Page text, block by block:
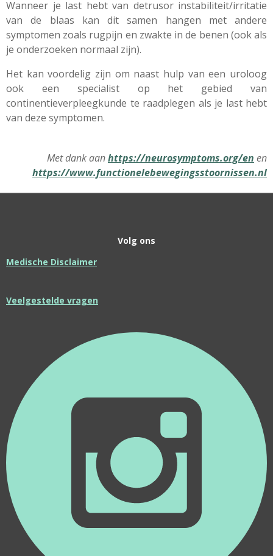
Wanneer je last hebt van detrusor instabiliteit/irritatie
van de blaas kan dit samen hangen met andere
symptomen zoals rugpijn en zwakte in de benen (ook als
je onderzoeken normaal zijn).
Het kan voordelig zijn om naast hulp van een uroloog
ook een specialist op het gebied van
continentieverpleegkunde te raadplegen als je last hebt
van deze symptomen.
Met dank aanhttps://neurosymptoms.org/en en
https://www.functionelebewegingsstoornissen.nl
Volg ons
Medische Disclaimer
Veelgestelde vragen